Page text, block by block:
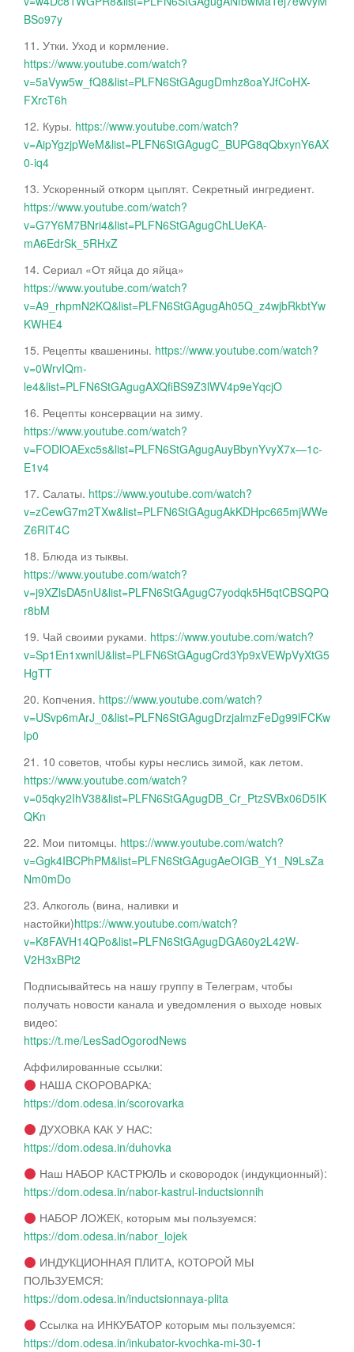
BSo97y
11. Утки. Уход и кормление.
https://www.youtube.com/watch?
v=5aVyw5w_fQ8&list=PLFN6StGAgugDmhz8oaYJfCoHX-
FXrcT6h
12. Куры. https://www.youtube.com/watch?
v=AipYgzjpWeM&list=PLFN6StGAgugC_BUPG8qQbxynY6AX
0-iq4
13. Ускоренный откорм цыплят. Секретный ингредиент.
https://www.youtube.com/watch?
v=G7Y6M7BNri4&list=PLFN6StGAgugChLUeKA-
mA6EdrSk_5RHxZ
14. Сериал «От яйца до яйца»
https://www.youtube.com/watch?
v=A9_rhpmN2KQ&list=PLFN6StGAgugAh05Q_z4wjbRkbtYw
KWHE4
15. Рецепты квашенины. https://www.youtube.com/watch?
v=0WrvIQm-
le4&list=PLFN6StGAgugAXQfiBS9Z3lWV4p9eYqcjO
16. Рецепты консервации на зиму.
https://www.youtube.com/watch?
v=FODlOAExc5s&list=PLFN6StGAgugAuyBbynYvyX7x—1c-
E1v4
17. Салаты. https://www.youtube.com/watch?
v=zCewG7m2TXw&list=PLFN6StGAgugAkKDHpc665mjWWe
Z6RIT4C
18. Блюда из тыквы.
https://www.youtube.com/watch?
v=j9XZlsDA5nU&list=PLFN6StGAgugC7yodqk5H5qtCBSQPQ
r8bM
19. Чай своими руками. https://www.youtube.com/watch?
v=Sp1En1xwnlU&list=PLFN6StGAgugCrd3Yp9xVEWpVyXtG5
HgTT
20. Копчения. https://www.youtube.com/watch?
v=USvp6mArJ_0&list=PLFN6StGAgugDrzjalmzFeDg99lFCKw
lp0
21. 10 советов, чтобы куры неслись зимой, как летом.
https://www.youtube.com/watch?
v=05qky2IhV38&list=PLFN6StGAgugDB_Cr_PtzSVBx06D5IK
QKn
22. Мои питомцы. https://www.youtube.com/watch?
v=Ggk4IBCPhPM&list=PLFN6StGAgugAeOIGB_Y1_N9LsZa
Nm0mDo
23. Алкоголь (вина, наливки и
настойки)https://www.youtube.com/watch?
v=K8FAVH14QPo&list=PLFN6StGAgugDGA60y2L42W-
V2H3xBPt2
Подписывайтесь на нашу группу в Телеграм, чтобы
получать новости канала и уведомления о выходе новых
видео:
https://t.me/LesSadOgorodNews
Аффилированные ссылки:
НАША СКОРОВАРКА:
https://dom.odesa.in/scorovarka
ДУХОВКА КАК У НАС:
https://dom.odesa.in/duhovka
Наш НАБОР КАСТРЮЛЬ и сковородок (индукционный):
https://dom.odesa.in/nabor-kastrul-inductsionnih
НАБОР ЛОЖЕК, которым мы пользуемся:
https://dom.odesa.in/nabor_lojek
ИНДУКЦИОННАЯ ПЛИТА, КОТОРОЙ МЫ
ПОЛЬЗУЕМСЯ:
https://dom.odesa.in/inductsionnaya-plita
Ссылка на ИНКУБАТОР которым мы пользуемся:
https://dom.odesa.in/inkubator-kvochka-mi-30-1